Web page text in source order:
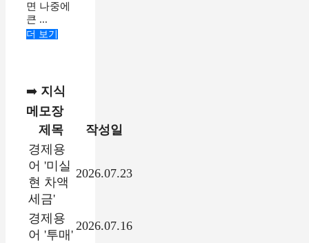
면 나중에
큰 ...
더 보기
➡️ 지식
메모장
제목
작성일
경제용
어 '미실
현 차액
세금'
2026.07.23
경제용
어 '투매'
2026.07.16